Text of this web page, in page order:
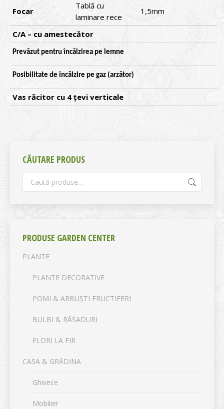
Focar
Tablă cu
laminare rece
1,5mm
C/A – cu amestecător
Prevăzut pentru încălzirea pe lemne
Posibilitate de încălzire pe gaz (arzător)
Vas răcitor cu 4 țevi verticale
CĂUTARE PRODUS
PRODUSE GARDEN CENTER
PLANTE
PLANTE DECORATIVE
POMI & ARBUȘTI FRUCTIFERI
BULBI & RĂSADURI
FLORI LA FIR
CASA & GRĂDINA
Ghivece
Mobilier